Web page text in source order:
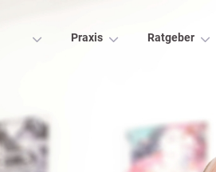
Praxis Ratgeber